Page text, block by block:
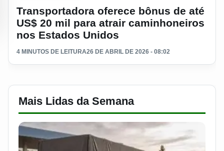
Transportadora oferece bônus de até
US$ 20 mil para atrair caminhoneiros
nos Estados Unidos
4 MINUTOS DE LEITURA26 DE ABRIL DE 2026 - 08:02
Mais Lidas da Semana